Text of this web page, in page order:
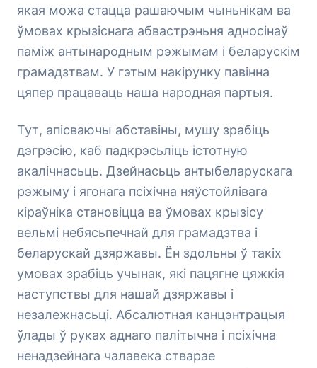
якая можа стацца рашаючым чыньнікам ва
ўмовах крызіснага абвастрэньня адносінаў
паміж антынародным рэжымам і беларускім
грамадзтвам. У гэтым накірунку павінна
цяпер працаваць наша народная партыя.
Тут, апісваючы абставіны, мушу зрабіць
дэгрэсію, каб падкрэсьліць істотную
акалічнасьць. Дзейнасьць антыбеларускага
рэжыму і ягонага псіхічна няўстойлівага
кіраўніка становіцца ва ўмовах крызісу
вельмі небясьпечнай для грамадзтва і
беларускай дзяржавы. Ён здольны ў такіх
умовах зрабіць учынак, які пацягне цяжкія
наступствы для нашай дзяржавы і
незалежнасьці. Абсалютная канцэнтрацыя
ўлады ў руках аднаго палітычна і псіхічна
ненадзейнага чалавека стварае